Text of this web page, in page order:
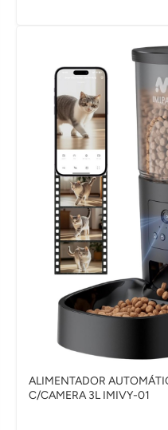
ALIMENTADOR
C/CAMERA 3L IMIVY-01